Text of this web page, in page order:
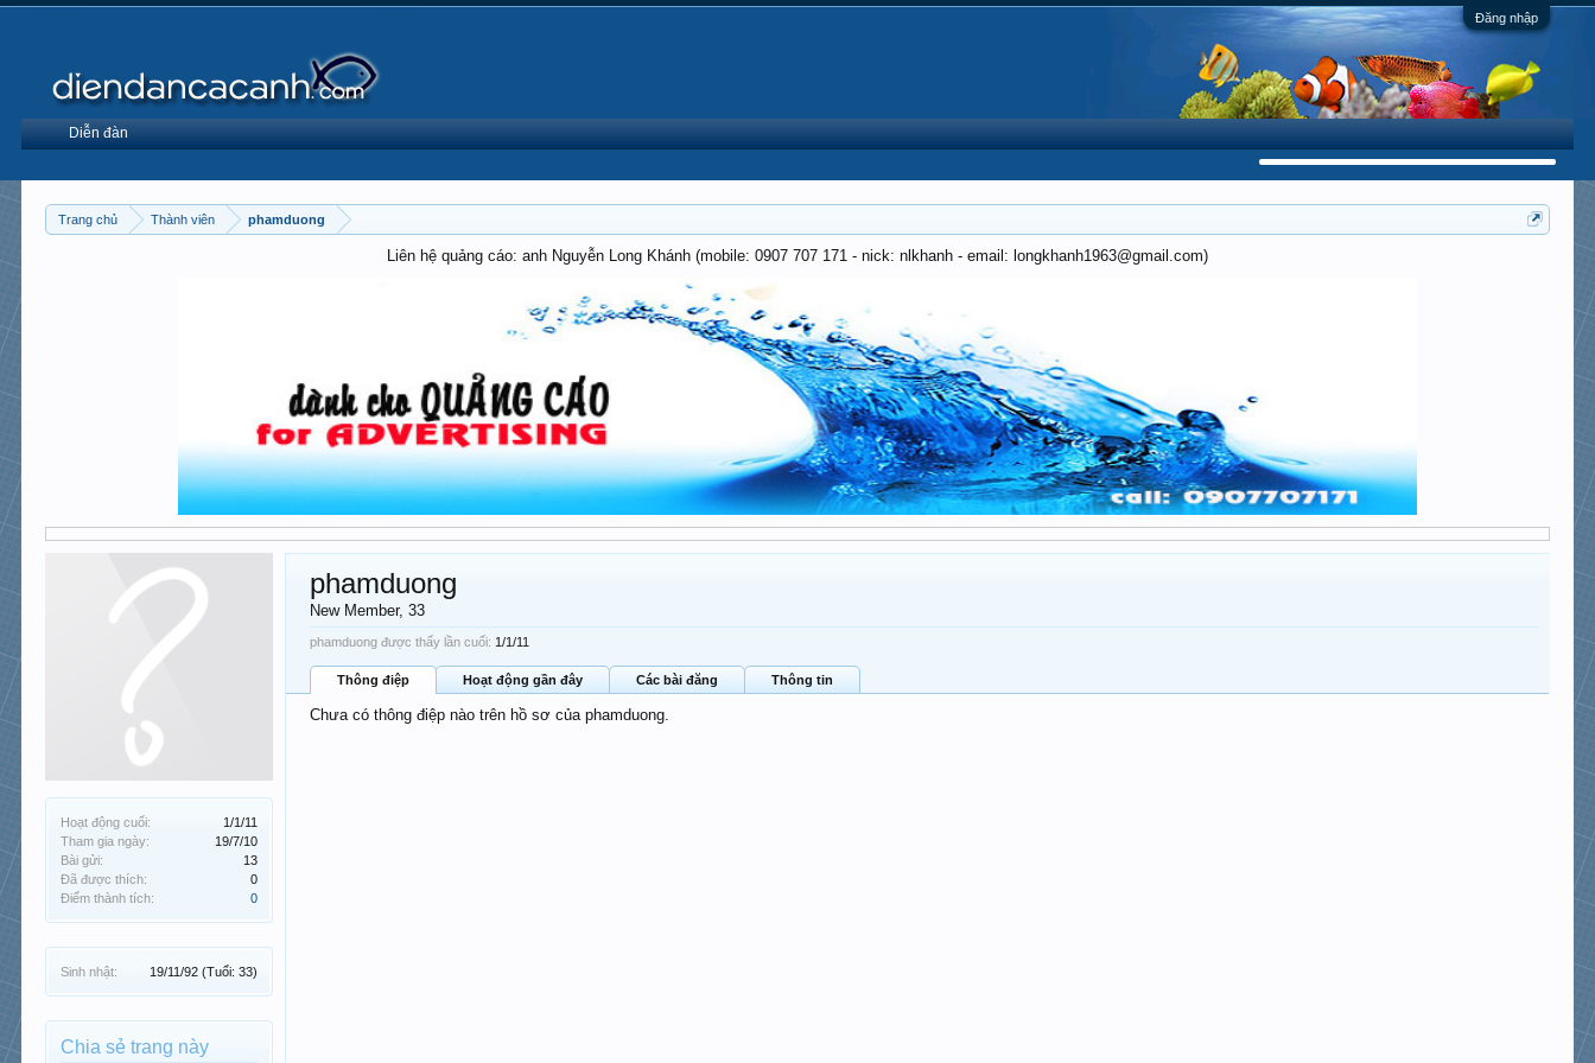
Đăng nhập
Trang chủ Thành viên phamduong
Liên hệ quảng cáo: anh Nguyễn Long Khánh (mobile: 0907 707 171 - nick: nlkhanh - email: longkhanh1963@gmail.com)
Hoạt động cuối:
1/1/11
Tham gia ngày:
19/7/10
Bài gửi:
13
Đã được thích:
0
Điểm thành tích:
0
Sinh nhật: 19/11/92 (Tuổi: 33)
Chia sẻ trang này
phamduong
New Member, 33
phamduong được thấy lần cuối: 1/1/11
Thông điệp Hoạt động gần đây Các bài đăng Thông tin
Chưa có thông điệp nào trên hồ sơ của phamduong.
Diễn đàn